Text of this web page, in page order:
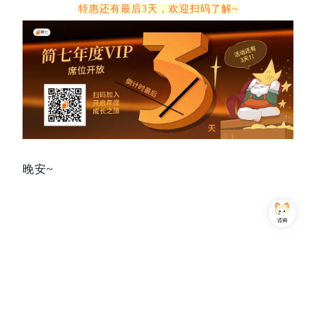
特惠还有最后3天，欢迎扫码了解~
晚安~